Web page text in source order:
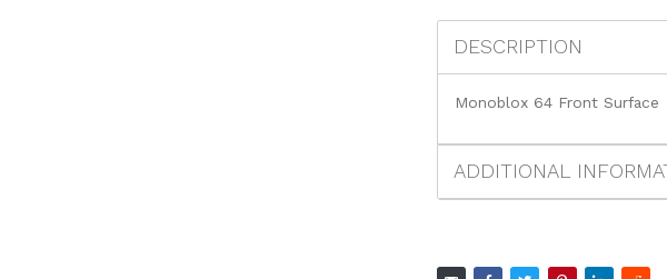
DESCRIPTION
Monoblox 64 Front Surface
ADDITIONAL